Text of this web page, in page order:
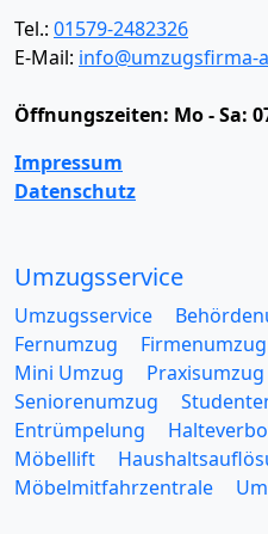
Tel.: 01579-2482326
E-Mail: info@umzugsfirma-
Öffnungszeiten: Mo - Sa:
Impressum
Datenschutz
Umzugsservice
Umzugsservice
Fernumzug
Firmenumzug
Mini Umzug
Praxisumzug
Seniorenumzug
Entrümpelung
Möbellift
Möbelmitfahrzentrale